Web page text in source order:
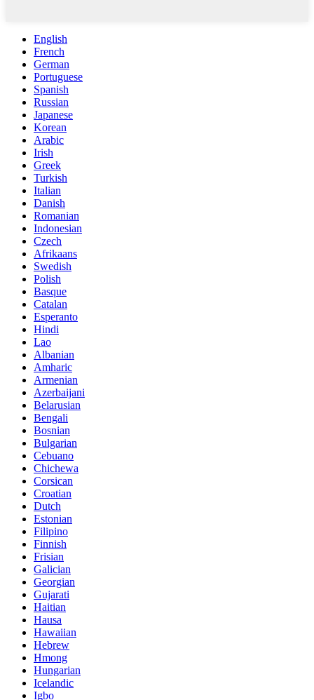
English
French
German
Portuguese
Spanish
Russian
Japanese
Korean
Arabic
Irish
Greek
Turkish
Italian
Danish
Romanian
Indonesian
Czech
Afrikaans
Swedish
Polish
Basque
Catalan
Esperanto
Hindi
Lao
Albanian
Amharic
Armenian
Azerbaijani
Belarusian
Bengali
Bosnian
Bulgarian
Cebuano
Chichewa
Corsican
Croatian
Dutch
Estonian
Filipino
Finnish
Frisian
Galician
Georgian
Gujarati
Haitian
Hausa
Hawaiian
Hebrew
Hmong
Hungarian
Icelandic
Igbo